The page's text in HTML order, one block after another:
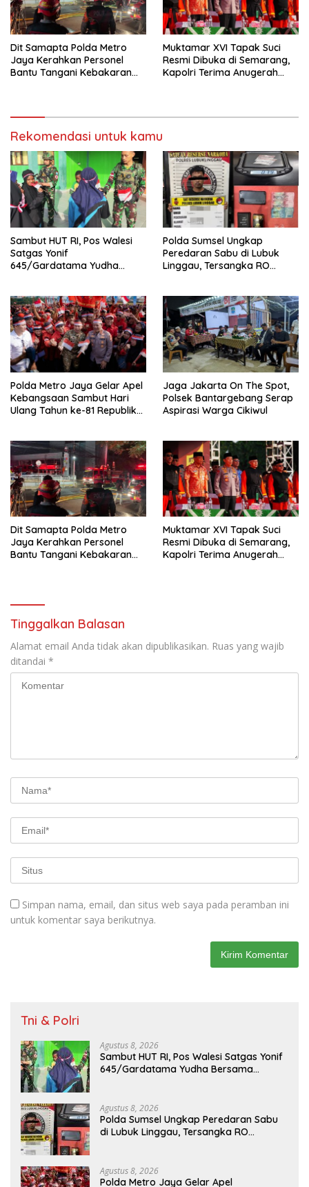
Dit Samapta Polda Metro
Jaya Kerahkan Personel
Bantu Tangani Kebakaran
Muktamar XVI Tapak Suci
Resmi Dibuka di Semarang,
Kapolri Terima Anugerah
Rekomendasi untuk kamu
Sambut HUT RI, Pos Walesi
Satgas Yonif
645/Gardatama Yudha
Polda Sumsel Ungkap
Peredaran Sabu di Lubuk
Linggau, Tersangka RO
Polda Metro Jaya Gelar Apel
Kebangsaan Sambut Hari
Ulang Tahun ke-81 Republik
Jaga Jakarta On The Spot,
Polsek Bantargebang Serap
Aspirasi Warga Cikiwul
Dit Samapta Polda Metro
Jaya Kerahkan Personel
Bantu Tangani Kebakaran
Muktamar XVI Tapak Suci
Resmi Dibuka di Semarang,
Kapolri Terima Anugerah
Tinggalkan Balasan
Alamat email Anda tidak akan dipublikasikan. Ruas yang wajib
ditandai *
Simpan nama, email, dan situs web saya pada peramban ini
untuk komentar saya berikutnya.
Tni & Polri
Agustus 8, 2026
Sambut HUT RI, Pos Walesi Satgas Yonif
645/Gardatama Yudha Bersama
Agustus 8, 2026
Polda Sumsel Ungkap Peredaran Sabu
di Lubuk Linggau, Tersangka RO
Agustus 8, 2026
Polda Metro Jaya Gelar Apel